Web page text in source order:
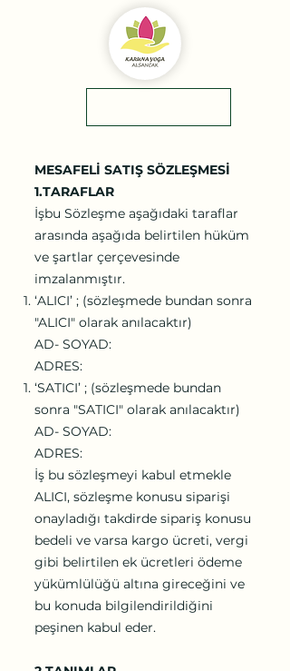
MESAFELİ SATIŞ SÖZLEŞMESİ
1.TARAFLAR
İşbu Sözleşme aşağıdaki taraflar
arasında aşağıda belirtilen hüküm
ve şartlar çerçevesinde
imzalanmıştır.
‘ALICI’ ; (sözleşmede bundan sonra
"ALICI" olarak anılacaktır)
AD- SOYAD:
ADRES:
‘SATICI’ ; (sözleşmede bundan
sonra "SATICI" olarak anılacaktır)
AD- SOYAD:
ADRES:
İş bu sözleşmeyi kabul etmekle
ALICI, sözleşme konusu siparişi
onayladığı takdirde sipariş konusu
bedeli ve varsa kargo ücreti, vergi
gibi belirtilen ek ücretleri ödeme
yükümlülüğü altına gireceğini ve
bu konuda bilgilendirildiğini
peşinen kabul eder.